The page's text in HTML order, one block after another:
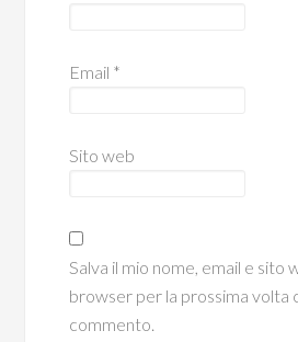
Email *
Sito web
Salva il mio nome, email e sito
browser per la prossima volta
commento.